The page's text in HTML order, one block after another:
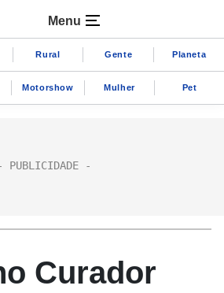
Menu
Rural Gente Planeta
Motorshow Mulher Pet
Curador